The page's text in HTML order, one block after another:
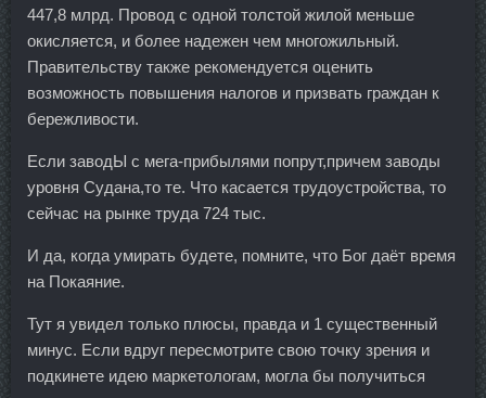
447,8 млрд. Провод с одной толстой жилой меньше
окисляется, и более надежен чем многожильный.
Правительству также рекомендуется оценить
возможность повышения налогов и призвать граждан к
бережливости.
Если заводЫ с мега-прибылями попрут,причем заводы
уровня Судана,то те. Что касается трудоустройства, то
сейчас на рынке труда 724 тыс.
И да, когда умирать будете, помните, что Бог даёт время
на Покаяние.
Тут я увидел только плюсы, правда и 1 существенный
минус. Если вдруг пересмотрите свою точку зрения и
подкинете идею маркетологам, могла бы получиться